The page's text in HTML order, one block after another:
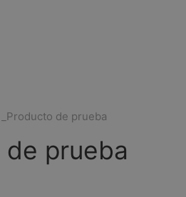
_Producto de prueba
de prueba